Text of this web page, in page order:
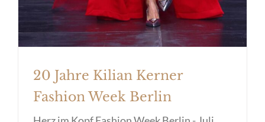
20 Jahre Kilian Kerner
Fashion Week Berlin